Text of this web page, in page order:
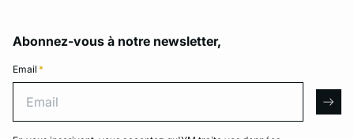
Abonnez-vous à notre newsletter,
Email *